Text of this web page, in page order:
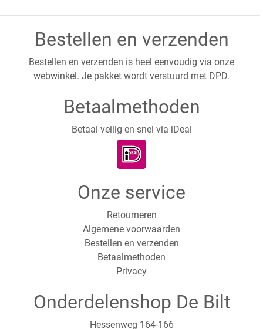
Bestellen en verzenden
Bestellen en verzenden is heel eenvoudig via onze
webwinkel. Je pakket wordt verstuurd met DPD.
Betaalmethoden
Betaal veilig en snel via iDeal
Onze service
Retourneren
Algemene voorwaarden
Bestellen en verzenden
Betaalmethoden
Privacy
Onderdelenshop De Bilt
Hessenweg 164-166